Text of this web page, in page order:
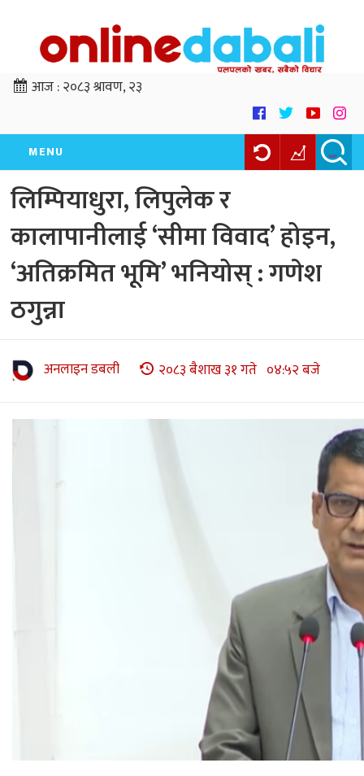
आज :२०८३ श्रावण, २३
MENU
लिम्पियाधुरा, लिपुलेक र
कालापानीलाई ‘सीमा विवाद’ होइन,
‘अतिक्रमित भूमि’ भनियोस् : गणेश
ठगुन्ना
अनलाइन डबली २०८३ बैशाख ३१ गते ०४:५२ बजे